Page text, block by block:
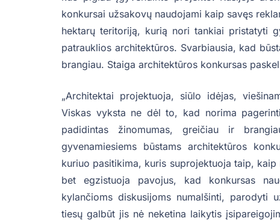
konkursai užsakovų naudojami kaip savęs
hektarų teritoriją, kurią nori tankiai pristatyti
patrauklios architektūros. Svarbiausia, kad
brangiau. Staiga architektūros konkursas
„Architektai projektuoja, siūlo idėjas,
Viskas vyksta ne dėl to, kad norima
padidintas žinomumas, greičiau ir
gyvenamiesiems būstams architektūros
kuriuo pasitikima, kuris suprojektuoja taip,
bet egzistuoja pavojus, kad konkursas
kylančioms diskusijoms numalšinti, parodyti
tiesų galbūt jis nė neketina laikytis